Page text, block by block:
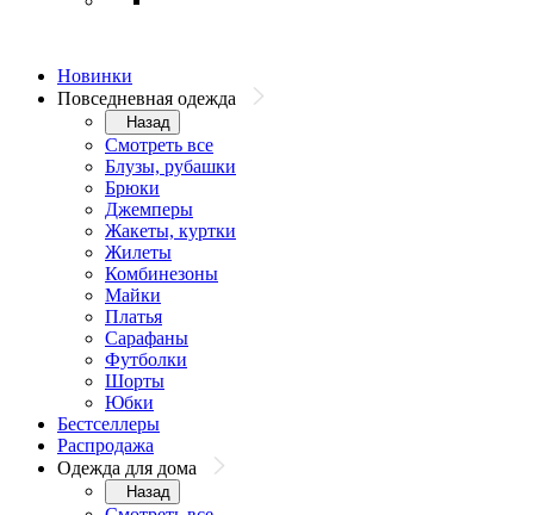
Новинки
Повседневная одежда
Назад
Смотреть все
Блузы, рубашки
Брюки
Джемперы
Жакеты, куртки
Жилеты
Комбинезоны
Майки
Платья
Сарафаны
Футболки
Шорты
Юбки
Бестселлеры
Распродажа
Одежда для дома
Назад